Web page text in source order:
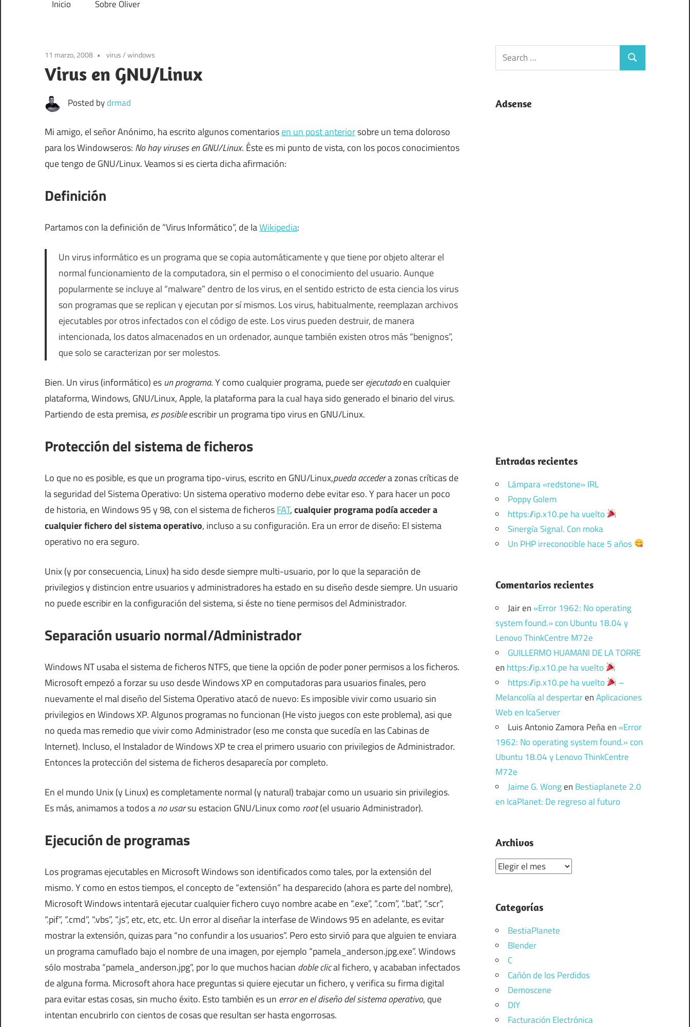
al
Etchebarne
Inicio Sobre Oliver
11 marzo, 2008 virus/windows
Virus en GNU/Linux
Posted bydrmad
Mi amigo, el señor Anónimo, ha escrito algunos comentariosen un post anteriorsobre un tema doloroso
para los Windowseros: No hay viruses en GNU/Linux. Éste es mi punto de vista, con los pocos conocimientos
que tengo de GNU/Linux. Veamos si es cierta dicha afirmación:
Definición
Partamos con la definición de “Virus Informático”, de laWikipedia:
Un virus informático es un programa que se copia automáticamente y que tiene por objeto alterar el
normal funcionamiento de la computadora, sin el permiso o el conocimiento del usuario. Aunque
popularmente se incluye al “malware” dentro de los virus, en el sentido estricto de esta ciencia los virus
son programas que se replican y ejecutan por sí mismos. Los virus, habitualmente, reemplazan archivos
ejecutables por otros infectados con el código de este. Los virus pueden destruir, de manera
intencionada, los datos almacenados en un ordenador, aunque también existen otros más “benignos”,
que solo se caracterizan por ser molestos.
Bien. Un virus (informático) esun programa. Y como cualquier programa, puede serejecutadoen cualquier
plataforma, Windows, GNU/Linux, Apple, la plataforma para la cual haya sido generado el binario del virus.
Partiendo de esta premisa, es posibleescribir un programa tipo virus en GNU/Linux.
Protección del sistema de ficheros
Lo que no es posible, es que un programa tipo-virus, escrito en GNU/Linux,pueda accedera zonas críticas de
la seguridad del Sistema Operativo: Un sistema operativo moderno debe evitar eso. Y para hacer un poco
de historia, en Windows 95 y 98, con el sistema de ficherosFAT,cualquier programa podía acceder a
cualquier fichero del sistema operativo, incluso a su configuración. Era un error de diseño: El sistema
operativo no era seguro.
Unix (y por consecuencia, Linux) ha sido desde siempre multi-usuario, por lo que la separación de
privilegios y distincion entre usuarios y administradores ha estado en su diseño desde siempre. Un usuario
no puede escribir en la configuración del sistema, si éste no tiene permisos del Administrador.
Separación usuario normal/Administrador
Windows NT usaba el sistema de ficheros NTFS, que tiene la opción de poder poner permisos a los ficheros.
Microsoft empezó a forzar su uso desde Windows XP en computadoras para usuarios finales, pero
nuevamente el mal diseño del Sistema Operativo atacó de nuevo: Es imposible vivir como usuario sin
privilegios en Windows XP. Algunos programas no funcionan (He visto juegos con este problema), asi que
no queda mas remedio que vivir como Administrador (eso me consta que sucedía en las Cabinas de
Internet). Incluso, el Instalador de Windows XP te crea el primero usuario con privilegios de Administrador.
Entonces la protección del sistema de ficheros desaparecía por completo.
En el mundo Unix (y Linux) es completamente normal (y natural) trabajar como un usuario sin privilegios.
Es más, animamos a todos ano usarsu estacion GNU/Linux como root(el usuario Administrador).
Ejecución de programas
Los programas ejecutables en Microsoft Windows son identificados como tales, por la extensión del
mismo. Y como en estos tiempos, el concepto de “extensión” ha desparecido (ahora es parte del nombre),
Microsoft Windows intentará ejecutar cualquier fichero cuyo nombre acabe en “.exe”, “.com”, “.bat”, “.scr”,
“.pif”, “.cmd”, “.vbs”, “.js”, etc, etc, etc. Un error al diseñar la interfase de Windows 95 en adelante, es evitar
mostrar la extensión, quizas para “no confundir a los usuarios”. Pero esto sirvió para que alguien te enviara
un programa camuflado bajo el nombre de una imagen, por ejemplo “pamela_anderson.jpg.exe”. Windows
sólo mostraba “pamela_anderson.jpg”, por lo que muchos hacian doble clical fichero, y acababan infectados
de alguna forma. Microsoft ahora hace preguntas si quiere ejecutar un fichero, y verifica su firma digital
para evitar estas cosas, sin mucho éxito. Esto también es un error en el diseño del sistema operativo, que
intentan encubrirlo con cientos de cosas que resultan ser hasta engorrosas.
Search
for:
Search
Adsense
Entradas recientes
Lámpara «redstone» IRL
Poppy Golem
https://ip.x10.pe ha vuelto
Sinergía Signal. Con moka
Un PHP irreconocible hace 5 años
Comentarios recientes
Jairen«Error 1962: No operating
system found.» con Ubuntu 18.04 y
Lenovo ThinkCentre M72e
GUILLERMO HUAMANI DE LA TORRE
en https://ip.x10.pe ha vuelto
https://ip.x10.pe ha vuelto
–
Melancolía al despertarenAplicaciones
Web en IcaServer
Luis Antonio Zamora Peñaen«Error
1962: No operating system found.» con
Ubuntu 18.04 y Lenovo ThinkCentre
M72e
Jaime G. Wongen Bestiaplanete 2.0
en IcaPlanet: De regreso al futuro
Archivos
Archivos
Categorías
BestiaPlanete
Blender
C
Cañón de los Perdidos
Demoscene
DIY
Facturación Electrónica